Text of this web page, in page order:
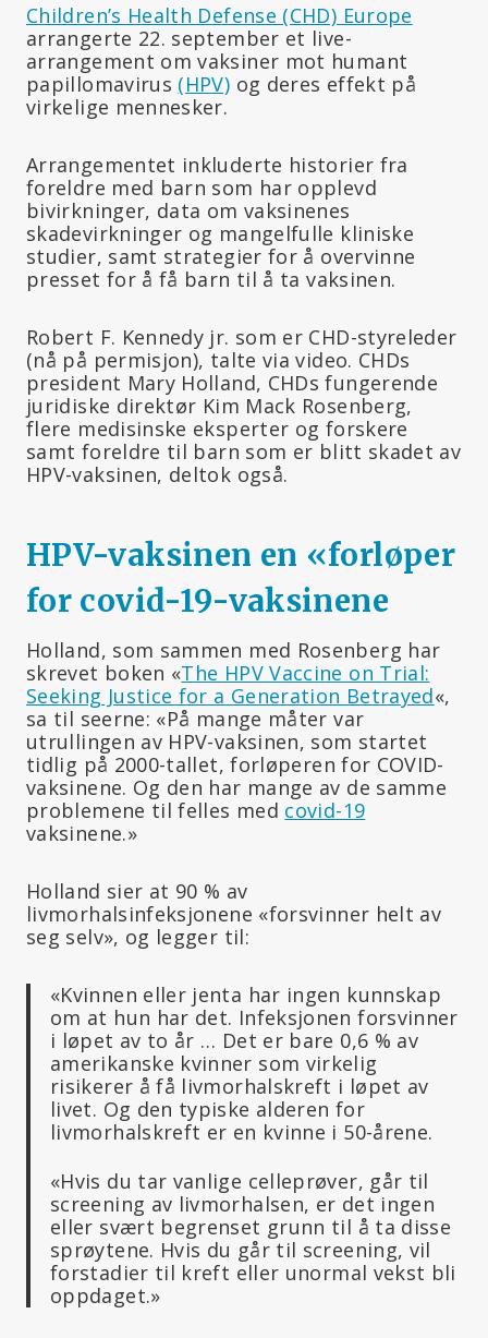
Children’s Health Defense (CHD) Europe
arrangerte 22. september et live-
arrangement om vaksiner mot humant
papillomavirus (HPV) og deres effekt på
virkelige mennesker.
Arrangementet inkluderte historier fra
foreldre med barn som har opplevd
bivirkninger, data om vaksinenes
skadevirkninger og mangelfulle kliniske
studier, samt strategier for å overvinne
presset for å få barn til å ta vaksinen.
Robert F. Kennedy jr. som er CHD-styreleder
(nå på permisjon), talte via video. CHDs
president Mary Holland, CHDs fungerende
juridiske direktør Kim Mack Rosenberg,
flere medisinske eksperter og forskere
samt foreldre til barn som er blitt skadet av
HPV-vaksinen, deltok også.
HPV-vaksinen en «forløper
for covid-19-vaksinene
Holland, som sammen med Rosenberg har
skrevet boken «The HPV Vaccine on Trial:
Seeking Justice for a Generation Betrayed«,
sa til seerne: «På mange måter var
utrullingen av HPV-vaksinen, som startet
tidlig på 2000-tallet, forløperen for COVID-
vaksinene. Og den har mange av de samme
problemene til felles med covid-19
vaksinene.»
Holland sier at 90 % av
livmorhalsinfeksjonene «forsvinner helt av
seg selv», og legger til:
«Kvinnen eller jenta har ingen kunnskap
om at hun har det. Infeksjonen forsvinner
i løpet av to år … Det er bare 0,6 % av
amerikanske kvinner som virkelig
risikerer å få livmorhalskreft i løpet av
livet. Og den typiske alderen for
livmorhalskreft er en kvinne i 50-årene.
«Hvis du tar vanlige celleprøver, går til
screening av livmorhalsen, er det ingen
eller svært begrenset grunn til å ta disse
sprøytene. Hvis du går til screening, vil
forstadier til kreft eller unormal vekst bli
oppdaget.»